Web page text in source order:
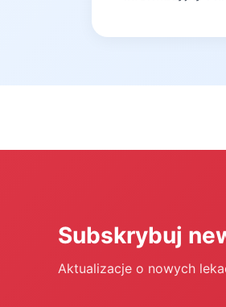
Subskrybuj
Aktualizacje o nowych